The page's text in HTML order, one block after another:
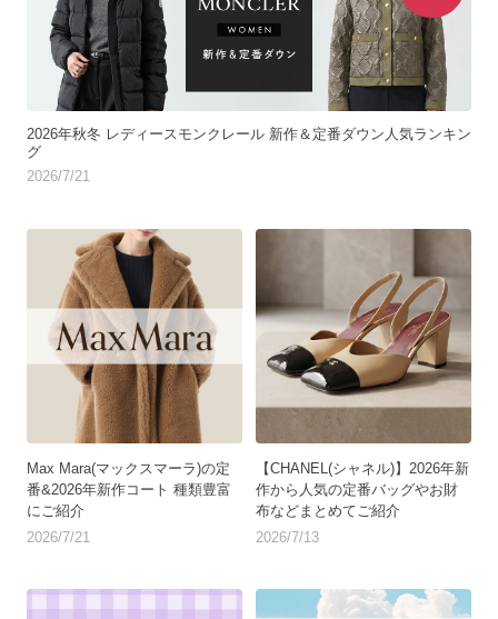
2026年秋冬 レディースモンクレール 新作＆定番ダウン人気ランキン
グ
2026/7/21
Max Mara(マックスマーラ)の定
番&2026年新作コート 種類豊富
にご紹介
2026/7/21
【CHANEL(シャネル)】2026年新
作から人気の定番バッグやお財
布などまとめてご紹介
2026/7/13